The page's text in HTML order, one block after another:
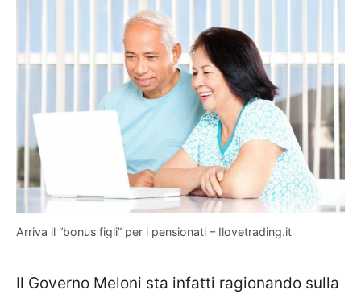
Arriva il “bonus figli” per i pensionati – Ilovetrading.it
Il Governo Meloni sta infatti ragionando sulla